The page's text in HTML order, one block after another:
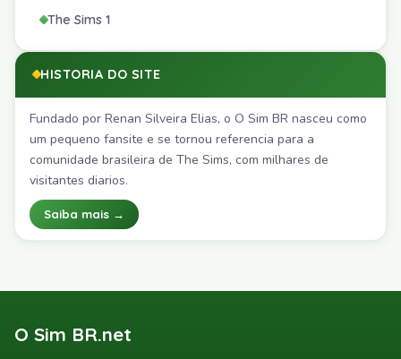
The Sims 1
HISTORIA DO SITE
Fundado por Renan Silveira Elias, o O Sim BR nasceu como
um pequeno fansite e se tornou referencia para a
comunidade brasileira de The Sims, com milhares de
visitantes diarios.
Saiba mais →
O Sim BR.net